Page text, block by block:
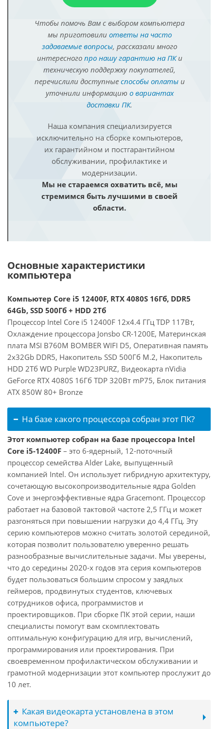
Чтобы помочь Вам с выбором компьютера
мы приготовили ответы на часто
задаваемые вопросы, рассказали много
интересного про нашу гарантию на ПКи
техническую поддержку покупателей,
перечислили доступные способы оплатыи
уточнили информацию о вариантах
доставки ПК.
Наша компания специализируется
исключительно на сборке компьютеров,
их гарантийном и постгарантийном
обслуживании, профилактике и
модернизации.
Мы не стараемся охватить всё, мы
стремимся быть лучшими в своей
области.
Основные характеристики
компьютера
Компьютер Core i5 12400F, RTX 4080S 16Гб, DDR5
64Gb, SSD 500Гб + HDD 2Тб
Процессор Intel Core i5 12400F 12x4.4 ГГц TDP 117Вт,
Охлаждение процессора Jonsbo CR-1200E, Материнская
плата MSI B760M BOMBER WIFI D5, Оперативная память
2x32Gb DDR5, Накопитель SSD 500Гб M.2, Накопитель
HDD 2Тб WD Purple WD23PURZ, Видеокарта nVidia
GeForce RTX 4080S 16Гб TDP 320Вт mP75, Блок питания
ATX 850W 80+ Bronze
На базе какого процессора собран этот ПК?
Этот компьютер собран на базе процессора Intel
Core i5-12400F – это 6-ядерный, 12-поточный
процессор семейства Alder Lake, выпущенный
компанией Intel. Он использует гибридную архитектуру,
сочетающую высокопроизводительные ядра Golden
Cove и энергоэффективные ядра Gracemont. Процессор
работает на базовой тактовой частоте 2,5 ГГц и может
разгоняться при повышении нагрузки до 4,4 ГГц. Эту
серию компьютеров можно считать золотой серединой,
которая позволит пользователю уверенно решать
разнообразные вычислительные задачи. Мы уверены,
что до середины 2020-х годов эта серия компьютеров
будет пользоваться большим спросом у заядлых
геймеров, продвинутых студентов, ключевых
сотрудников офиса, программистов и
проектировщиков. При сборке ПК этой серии, наши
специалисты помогут вам скомплектовать
оптимальную конфигурацию для игр, вычислений,
программирования или проектирования. При
своевременном профилактическом обслуживании и
грамотной модернизации этот компьютер прослужит до
10 лет.
Какая видеокарта установлена в этом
компьютере?